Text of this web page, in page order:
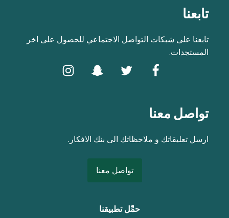
تابعنا
تابعنا على شبكات التواصل الاجتماعي للحصول على اخر
المستجدات.
تواصل معنا
ارسل تعليقاتك و ملاحظاتك الى بنك الافكار.
تواصل معنا
حمِّل تطبيقنا